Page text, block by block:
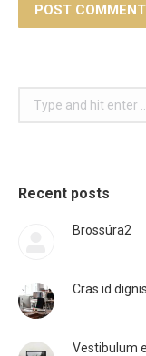
POST COMMENT
Search:
Recent posts
Brossúra2
Cras id
Vestibulum